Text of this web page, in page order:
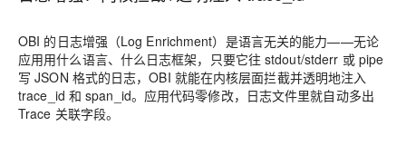
OBI 的日志增强（Log Enrichment）是语言无关的能力——无论
应用用什么语言、什么日志框架，只要它往 stdout/stderr 或 pipe
写 JSON 格式的日志，OBI 就能在内核层面拦截并透明地注入
trace_id 和 span_id。应用代码零修改，日志文件里就自动多出
Trace 关联字段。